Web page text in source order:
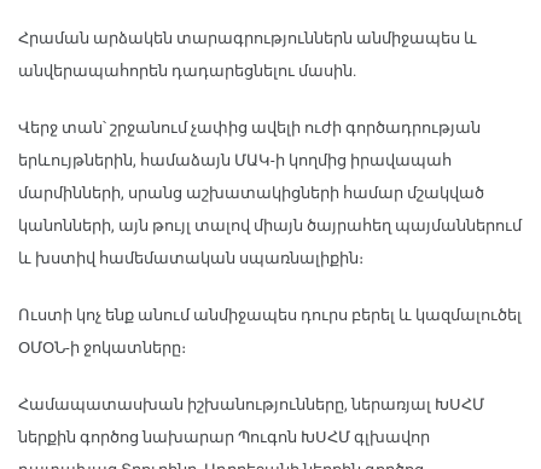
Հրաման արձակեն տարագրություններն անմիջապես և
անվերապահորեն դադարեցնելու մասին.
Վերջ տան՝ շրջանում չափից ավելի ուժի գործադրության
երևույթներին, համաձայն ՄԱԿ-ի կողմից իրավապահ
մարմինների, սրանց աշխատակիցների համար մշակված
կանոնների, այն թույլ տալով միայն ծայրահեղ պայմաններում
և խստիվ համեմատական սպառնալիքին։
Ուստի կոչ ենք անում անմիջապես դուրս բերել և կազմալուծել
ՕՄՕՆ-ի ջոկատները։
Համապատասխան իշխանությունները, ներառյալ ԽՍՀՄ
ներքին գործոց նախարար Պուգոն ԽՍՀՄ գլխավոր